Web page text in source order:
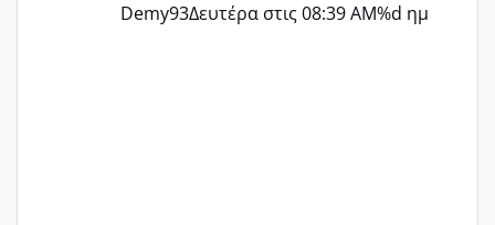
Demy93Δευτέρα στις 08:39 AM%d ημ